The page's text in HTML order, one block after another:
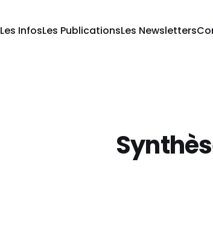
Les InfosLes PublicationsLes Newsletters